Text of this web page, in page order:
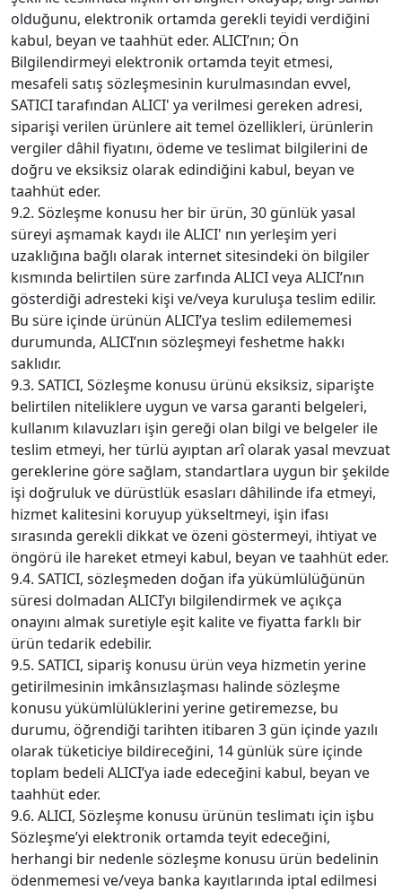
olduğunu, elektronik ortamda gerekli teyidi verdiğini
kabul, beyan ve taahhüt eder. ALICI’nın; Ön
Bilgilendirmeyi elektronik ortamda teyit etmesi,
mesafeli satış sözleşmesinin kurulmasından evvel,
SATICI tarafından ALICI' ya verilmesi gereken adresi,
siparişi verilen ürünlere ait temel özellikleri, ürünlerin
vergiler dâhil fiyatını, ödeme ve teslimat bilgilerini de
doğru ve eksiksiz olarak edindiğini kabul, beyan ve
taahhüt eder.
9.2. Sözleşme konusu her bir ürün, 30 günlük yasal
süreyi aşmamak kaydı ile ALICI' nın yerleşim yeri
uzaklığına bağlı olarak internet sitesindeki ön bilgiler
kısmında belirtilen süre zarfında ALICI veya ALICI’nın
gösterdiği adresteki kişi ve/veya kuruluşa teslim edilir.
Bu süre içinde ürünün ALICI’ya teslim edilememesi
durumunda, ALICI’nın sözleşmeyi feshetme hakkı
saklıdır.
9.3. SATICI, Sözleşme konusu ürünü eksiksiz, siparişte
belirtilen niteliklere uygun ve varsa garanti belgeleri,
kullanım kılavuzları işin gereği olan bilgi ve belgeler ile
teslim etmeyi, her türlü ayıptan arî olarak yasal mevzuat
gereklerine göre sağlam, standartlara uygun bir şekilde
işi doğruluk ve dürüstlük esasları dâhilinde ifa etmeyi,
hizmet kalitesini koruyup yükseltmeyi, işin ifası
sırasında gerekli dikkat ve özeni göstermeyi, ihtiyat ve
öngörü ile hareket etmeyi kabul, beyan ve taahhüt eder.
9.4. SATICI, sözleşmeden doğan ifa yükümlülüğünün
süresi dolmadan ALICI’yı bilgilendirmek ve açıkça
onayını almak suretiyle eşit kalite ve fiyatta farklı bir
ürün tedarik edebilir.
9.5. SATICI, sipariş konusu ürün veya hizmetin yerine
getirilmesinin imkânsızlaşması halinde sözleşme
konusu yükümlülüklerini yerine getiremezse, bu
durumu, öğrendiği tarihten itibaren 3 gün içinde yazılı
olarak tüketiciye bildireceğini, 14 günlük süre içinde
toplam bedeli ALICI’ya iade edeceğini kabul, beyan ve
taahhüt eder.
9.6. ALICI, Sözleşme konusu ürünün teslimatı için işbu
Sözleşme’yi elektronik ortamda teyit edeceğini,
herhangi bir nedenle sözleşme konusu ürün bedelinin
ödenmemesi ve/veya banka kayıtlarında iptal edilmesi